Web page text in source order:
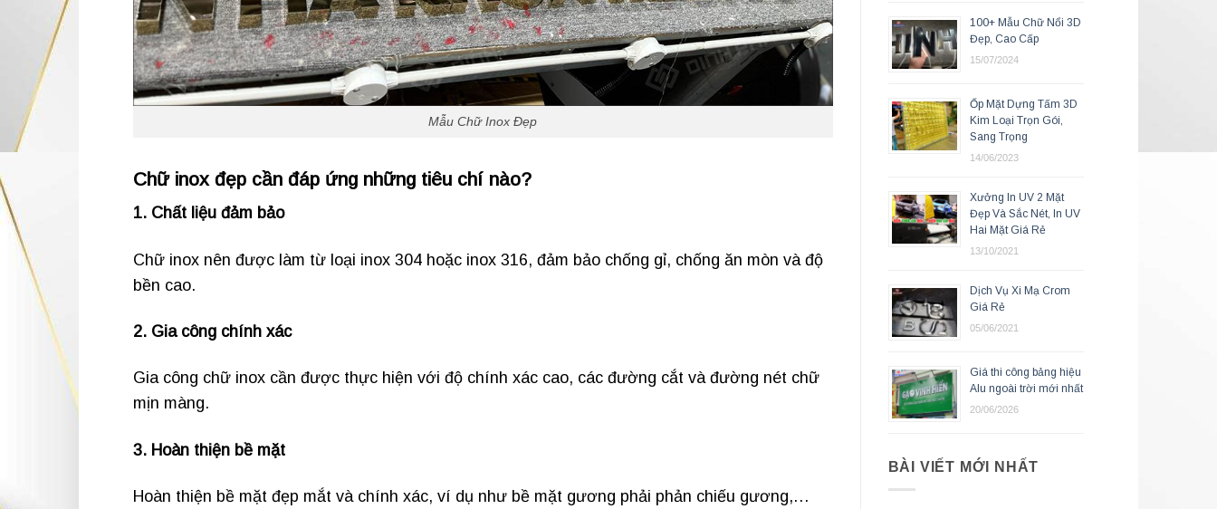
Mẫu Chữ Inox Đẹp
Chữ inox đẹp cần đáp ứng những tiêu chí nào?
1. Chất liệu đảm bảo
Chữ inox nên được làm từ loại inox 304 hoặc inox 316, đảm bảo chống gỉ, chống ăn mòn và độ
bền cao.
2. Gia công chính xác
Gia công chữ inox cần được thực hiện với độ chính xác cao, các đường cắt và đường nét chữ
mịn màng.
3. Hoàn thiện bề mặt
Hoàn thiện bề mặt đẹp mắt và chính xác, ví dụ như bề mặt gương phải phản chiếu gương,…
100+ Mẫu Chữ Nổi 3D
Đẹp, Cao Cấp
15/07/2024
Ốp Mặt Dựng Tấm 3D
Kim Loại Trọn Gói,
Sang Trọng
14/06/2023
Xưởng In UV 2 Mặt
Đẹp Và Sắc Nét, In UV
Hai Mặt Giá Rẻ
13/10/2021
Dịch Vụ Xi Mạ Crom
Giá Rẻ
05/06/2021
Giá thi công bảng hiệu
Alu ngoài trời mới nhất
20/06/2026
BÀI VIẾT MỚI NHẤT